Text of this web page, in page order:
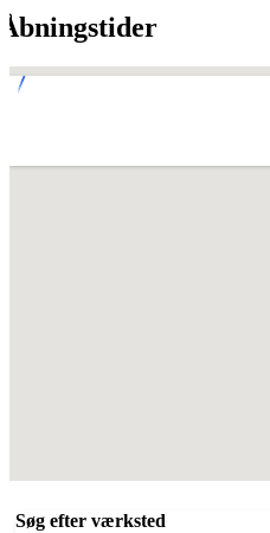
Åbningstider
Søg efter værksted